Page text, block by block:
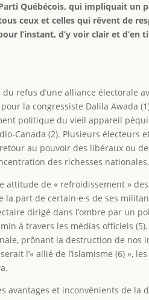
Québécois, qui impliquait un
ceux et celles qui rêvent de
l’instant, d’y voir clair et d’en
refus d’une alliance électorale
la congressiste Dalila Awada
politique du vieil appareil
Canada (2). Plusieurs électeurs
au pouvoir des libéraux ou
des richesses nationales.
de « refroidissement »
de certain⸱e⸱s de ses
dirigé dans l’ombre par un
à travers les médias officiels
prônant la destruction de
l’« allié de l’islamisme (6) »,
et inconvénients de la